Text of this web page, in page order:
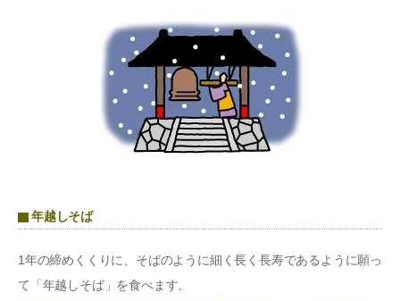
年越しそば
1年の締めくくりに、そばのように細く長く長寿であるように願っ
て「年越しそば」を食べます。